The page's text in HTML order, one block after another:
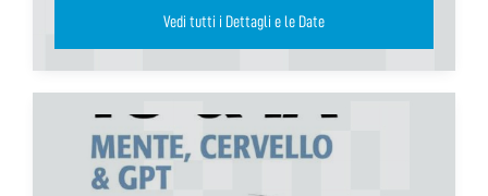
Vedi tutti i Dettagli e le Date